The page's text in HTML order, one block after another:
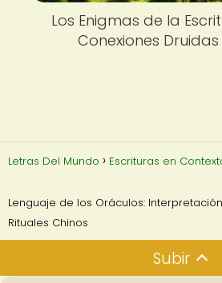
Los Enigmas de la
Conexiones
Letras Del Mundo Escrituras en
Lenguaje de los Oráculos:
Rituales Chinos
Subir